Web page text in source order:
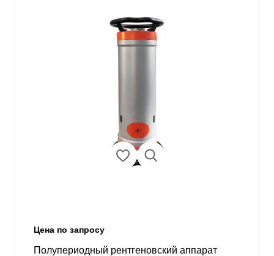
Цена по запросу
Полупериодный рентгеновский аппарат